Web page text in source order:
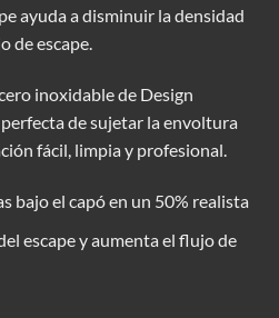
ayuda a disminuir la densidad
de escape.
inoxidable de Design
de sujetar la envoltura
fácil, limpia y profesional.
bajo el capó en un 50% realista
escape y aumenta el flujo de